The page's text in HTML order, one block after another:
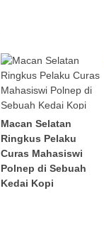
Macan Selatan
Ringkus Pelaku
Curas Mahasiswi
Polnep di Sebuah
Kedai Kopi